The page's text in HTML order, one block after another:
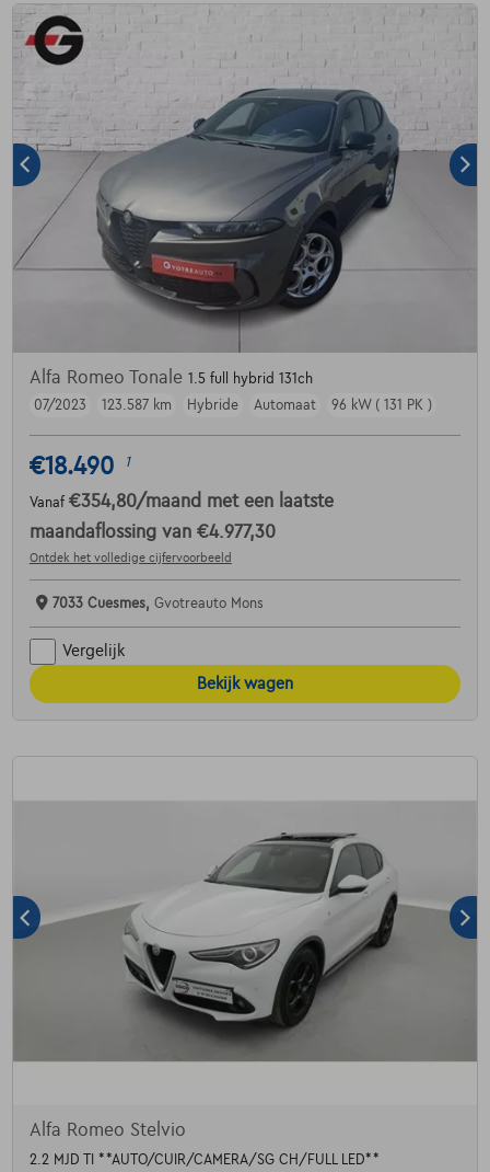
Alfa Romeo Tonale 1.5 full hybrid 131ch
07/2023
123.587 km Hybride Automaat 96 kW ( 131 PK )
€18.490 1
Vanaf €354,80/maand met een laatste
maandaflossing van €4.977,30
Ontdek het volledige cijfervoorbeeld
7033 Cuesmes, Gvotreauto Mons
Vergelijk
Bekijk wagen
Alfa Romeo Stelvio
2.2 MJD TI **AUTO/CUIR/CAMERA/SG CH/FULL LED**